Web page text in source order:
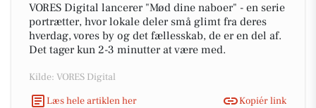
VORES Digital lancerer "Mød dine naboer" - en serie
portrætter, hvor lokale deler små glimt fra deres
hverdag, vores by og det fællesskab, de er en del af.
Det tager kun 2-3 minutter at være med.
Kilde: VORES Digital
Læs hele artiklen her
Kopiér link